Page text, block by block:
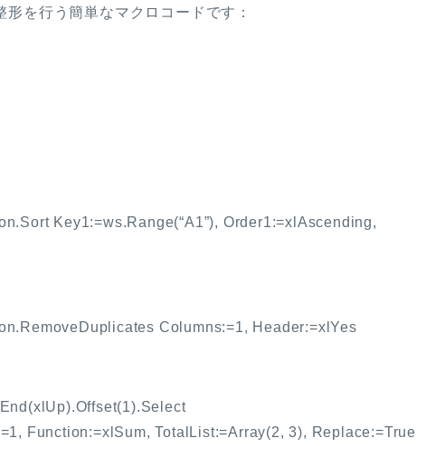
を行う簡単なマクロコードです：
Key1:=ws.Range(“A1”), Order1:=xlAscending,
Columns:=1, Header:=xlYes
Function:=xlSum, TotalList:=Array(2, 3), Replace:=True